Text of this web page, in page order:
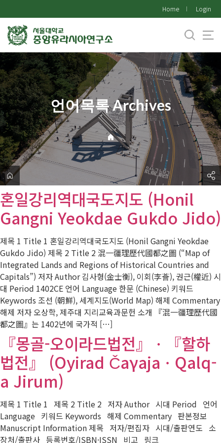
로
메
뉴
Home Login
언어목록 Archives
혼일강리역대국도지도 (Honil
Gangni Yeokdae Gukdo Jido)
제목 1 Title 1 혼일강리역대국도지도 (Honil Gangni Yeokdae
Gukdo Jido) 제목 2 Title 2 混一疆理歷代國都之圖 (“Map of
Integrated Lands and Regions of Historical Countries and
Capitals”) 저자 Author 김사형(金士衡), 이회(李薈), 권근(權近) 시
대 Period 1402CE 언어 Language 한문 (Chinese) 키워드
Keywords 조선 (朝鮮), 세계지도(World Map) 해제 Commentary
해제 저자 오상학, 제주대 지리교육과문헌 소개 『混一疆理歷代國
都之圖』는 1402년에 국가적 […]
『몽골-오이라드법전』ㆍ『할하
법전』 (Oyirad ČaγajaㆍQalq-
a Jirum)
제목 1 Title 1 제목 2 Title 2 저자 Author 시대 Period 언어
Language 키워드 Keywords 해제 Commentary 판본정보
Manuscript Information 제목 저자/편집자 시대/출판연도 소
장처/출판사 등록번호/ISBN·ISSN 비고 링크